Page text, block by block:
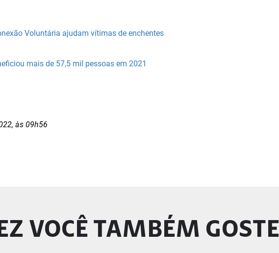
Voluntária ajudam vítimas de enchentes
mais de 57,5 mil pessoas em 2021
às 09h56
VOCÊ TAMBÉM GOSTE